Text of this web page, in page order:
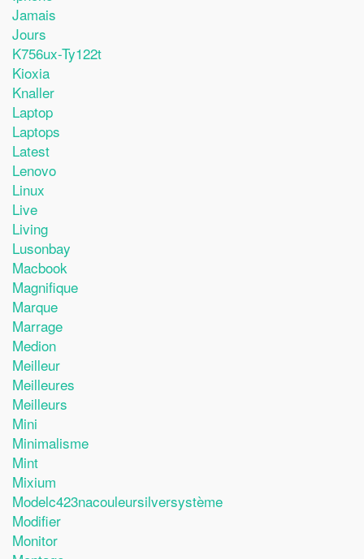
Jamais
Jours
K756ux-Ty122t
Kioxia
Knaller
Laptop
Laptops
Latest
Lenovo
Linux
Live
Living
Lusonbay
Macbook
Magnifique
Marque
Marrage
Medion
Meilleur
Meilleures
Meilleurs
Mini
Minimalisme
Mint
Mixium
Modelc423nacouleursilversystème
Modifier
Monitor